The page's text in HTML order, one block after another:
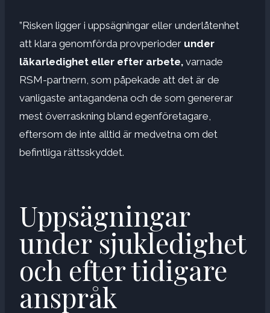
”Risken ligger i uppsägningar eller underlåtenhet
att klara genomförda provperioder under
läkarledighet eller efter arbete, varnade
RSM-partnern, som påpekade att det är de
vanligaste antagandena och de som genererar
mest överraskning bland egenföretagare,
eftersom de inte alltid är medvetna om det
befintliga rättsskyddet.
Uppsägningar
under sjukledighet
och efter tidigare
anspråk